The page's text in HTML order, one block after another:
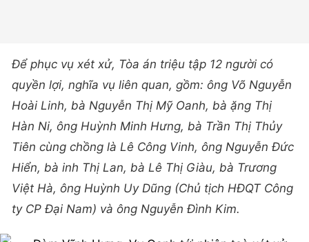
Để phục vụ xét xử, Tòa án triệu tập 12 người có
quyền lợi, nghĩa vụ liên quan, gồm: ông Võ Nguyễn
Hoài Linh, bà Nguyễn Thị Mỹ Oanh, bà ặng Thị
Hàn Ni, ông Huỳnh Minh Hưng, bà Trần Thị Thủy
Tiên cùng chồng là Lê Công Vinh, ông Nguyễn Đức
Hiển, bà inh Thị Lan, bà Lê Thị Giàu, bà Trương
Việt Hà, ông Huỳnh Uy Dũng (Chủ tịch HĐQT Công
ty CP Đại Nam) và ông Nguyễn Đình Kim.